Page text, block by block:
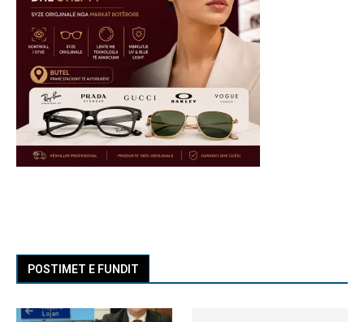
POSTIMET E FUNDIT